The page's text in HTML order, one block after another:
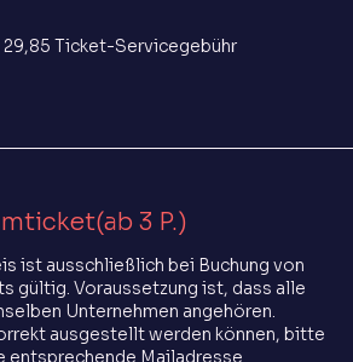
29,85 Ticket-Servicegebühr
3 P.)
ist ausschließlich bei Buchung von
gültig. Voraussetzung ist, dass alle
Unternehmen angehören.
ausgestellt werden können, bitte
entsprechende Mailadresse